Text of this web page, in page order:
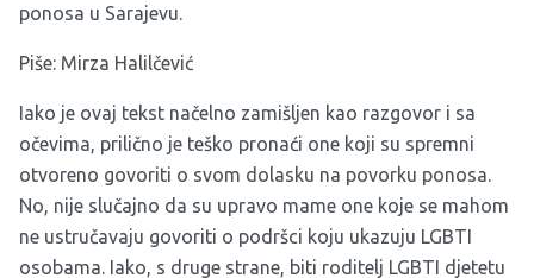
ponosa u Sarajevu.
Piše: Mirza Halilčević
Iako je ovaj tekst načelno zamišljen kao razgovor i sa
očevima, prilično je teško pronaći one koji su spremni
otvoreno govoriti o svom dolasku na povorku ponosa.
No, nije slučajno da su upravo mame one koje se mahom
ne ustručavaju govoriti o podršci koju ukazuju LGBTI
osobama. Iako, s druge strane, biti roditelj LGBTI djetetu